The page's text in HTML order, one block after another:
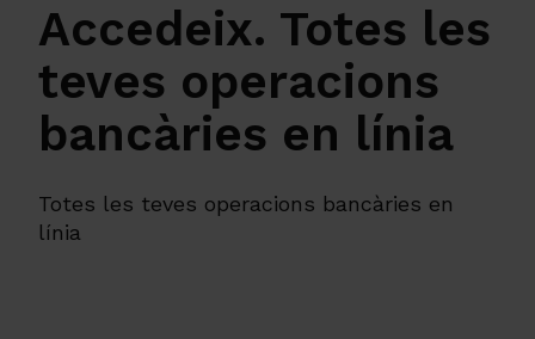
Accedeix. Totes les
teves operacions
bancàries en línia
Totes les teves operacions bancàries en
línia